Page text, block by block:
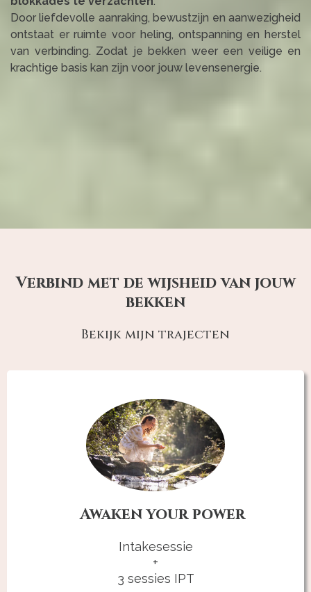
Door liefdevolle aanraking, bewustzijn en aanwezigheid
ontstaat er ruimte voor heling, ontspanning en herstel
van verbinding. Zodat je bekken weer een veilige en
krachtige basis kan zijn voor jouw levensenergie.
Verbind met de wijsheid van jouw
bekken
Bekijk mijn trajecten
Awaken your power
Intakesessie
+
3 sessies IPT